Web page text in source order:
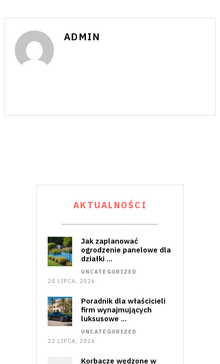
ADMIN
AKTUALNOŚCI
Jak zaplanować
ogrodzenie panelowe dla
działki …
UNCATEGORIZED
24 LIPCA, 2026
Poradnik dla właścicieli
firm wynajmujących
luksusowe …
UNCATEGORIZED
22 LIPCA, 2026
Korbacze wędzone w